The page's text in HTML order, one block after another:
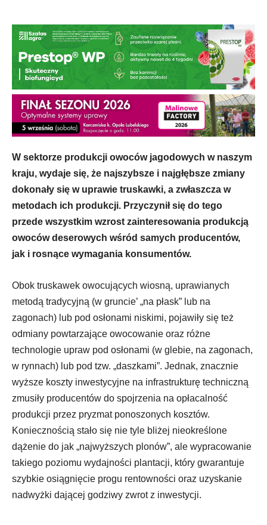
W sektorze produkcji owoców jagodowych w naszym
kraju, wydaje się, że najszybsze i najgłębsze zmiany
dokonały się w uprawie truskawki, a zwłaszcza w
metodach ich produkcji. Przyczynił się do tego
przede wszystkim wzrost zainteresowania produkcją
owoców deserowych wśród samych producentów,
jak i rosnące wymagania konsumentów.
Obok truskawek owocujących wiosną, uprawianych
metodą tradycyjną (w gruncie’ „na płask” lub na
zagonach) lub pod osłonami niskimi, pojawiły się też
odmiany powtarzające owocowanie oraz różne
technologie upraw pod osłonami (w glebie, na zagonach,
w rynnach) lub pod tzw. „daszkami”. Jednak, znacznie
wyższe koszty inwestycyjne na infrastrukturę techniczną
zmusiły producentów do spojrzenia na opłacalność
produkcji przez pryzmat ponoszonych kosztów.
Koniecznością stało się nie tyle bliżej nieokreślone
dążenie do jak „najwyższych plonów”, ale wypracowanie
takiego poziomu wydajności plantacji, który gwarantuje
szybkie osiągnięcie progu rentowności oraz uzyskanie
nadwyżki dającej godziwy zwrot z inwestycji.